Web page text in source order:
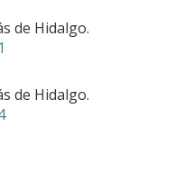
de Hidalgo.
de Hidalgo.